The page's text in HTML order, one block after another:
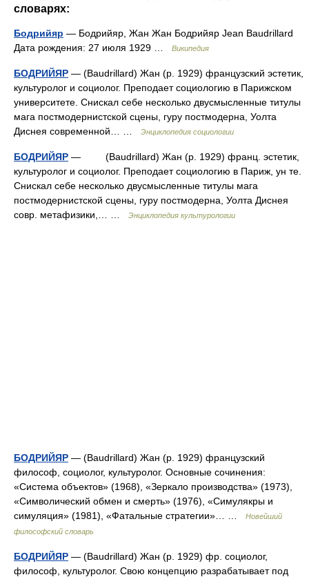
словарях:
Бодрийяр — Бодрийяр, Жан Жан Бодрийяр Jean Baudrillard
Дата рождения: 27 июля 1929 …
Википедия
БОДРИЙЯР — (Baudrillard) Жан (p. 1929) французский эстетик,
культуролог и социолог. Преподает социологию в Парижском
университете. Снискал себе несколько двусмысленные титулы
мага постмодернистской сцены, гуру постмодерна, Уолта
Диснея современной… …
Энциклопедия социологии
БОДРИЙЯР — (Baudrillard) Жан (p. 1929) франц. эстетик,
культуролог и социолог. Преподает социологию в Париж, ун те.
Снискал себе несколько двусмысленные титулы мага
постмодернистской сцены, гуру постмодерна, Уолта Диснея
совр. метафизики,… …
Энциклопедия культурологии
БОДРИЙЯР — (Baudrillard) Жан (р. 1929) французский
философ, социолог, культуролог. Основные сочинения:
«Система объектов» (1968), «Зеркало производства» (1973),
«Символический обмен и смерть» (1976), «Симулякры и
симуляция» (1981), «Фатальные стратегии»… …
Новейший
философский словарь
БОДРИЙЯР — (Baudrillard) Жан (р. 1929) фр. социолог,
философ, культуролог. Свою концепцию разрабатывает под